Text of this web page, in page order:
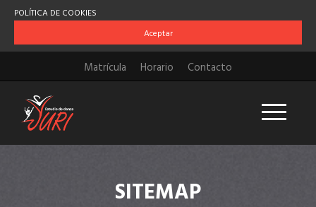
POLÍTICA DE COOKIES
Aceptar
Matrícula Horario Contacto
SITEMAP